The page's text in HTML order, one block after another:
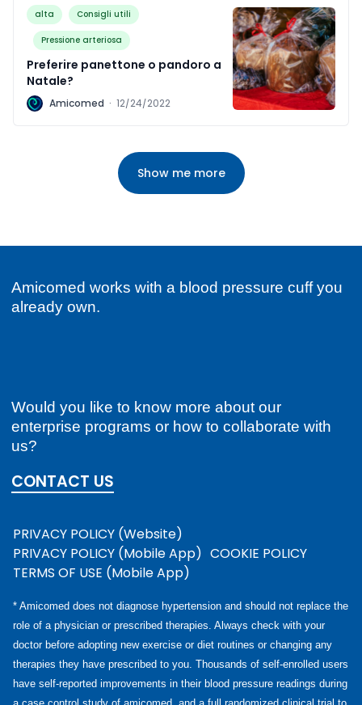
alta Consigli utili
Pressione arteriosa
Preferire panettone o pandoro a
Natale?
A Amicomed · 12/24/2022
Show me more
Amicomed works with a blood pressure cuff you
already own.
Would you like to know more about our
enterprise programs or how to collaborate with
us?
CONTACT US
PRIVACY POLICY (Website)
PRIVACY POLICY (Mobile App) COOKIE POLICY
TERMS OF USE (Mobile App)
* Amicomed does not diagnose hypertension and should not replace the
role of a physician or prescribed therapies. Always check with your
doctor before adopting new exercise or diet routines or changing any
therapies they have prescribed to you. Thousands of self-enrolled users
have self-reported improvements in their blood pressure readings during